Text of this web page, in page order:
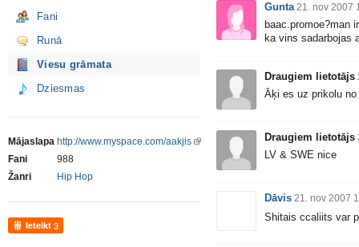
Fani
Runā
Viesu grāmata
Dziesmas
Mājaslapa http://www.myspace.com/aakjis
Fani
988
Žanri
Hip Hop
Ieteikt 3
Gunta 21. nov 2007
baac.promoe?man
ka vins sadarbojas
Draugiem lietotājs
Āķi es uz prikolu
Draugiem lietotājs
LV & SWE nice
Dāvis 21. nov 2007
Shitais ccaliits var